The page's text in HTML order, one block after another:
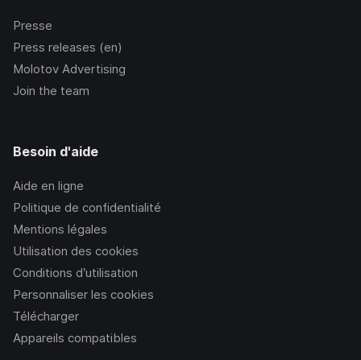
Presse
Press releases (en)
Molotov Advertising
Join the team
Besoin d'aide
Aide en ligne
Politique de confidentialité
Mentions légales
Utilisation des cookies
Conditions d’utilisation
Personnaliser les cookies
Télécharger
Appareils compatibles